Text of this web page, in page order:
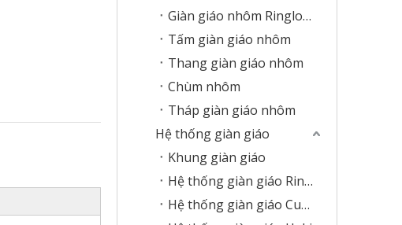
Giàn giáo nhôm Ringlock
Tấm giàn giáo nhôm
Thang giàn giáo nhôm
Chùm nhôm
Tháp giàn giáo nhôm
Hệ thống giàn giáo
Khung giàn giáo
Hệ thống giàn giáo Ringlock
Hệ thống giàn giáo Cupplock